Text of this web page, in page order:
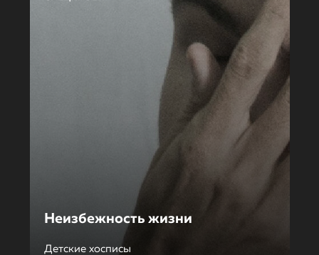
Неизбежность жизни
Детские хосписы